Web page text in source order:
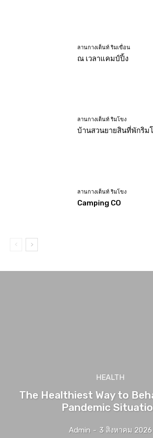
ลานกางเต็นท์ ริมเขื่อน
ณ เวลาแคมป์ปิ้ง
ลานกางเต็นท์ ริมโขง
บ้านสวนยายสินที่พักริม
ลานกางเต็นท์ ริมโขง
Camping CO
HEALTH
The Healthiest Way to
Pandemic
Admin - 3 สิงหาคม 2026